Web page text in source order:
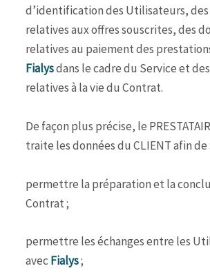
d’identification des Utilisateurs, des
relatives aux offres souscrites, des
relatives au paiement des
Fialysdans le cadre du Service et
relatives à la vie du Contrat.
De façon plus précise, le
traite les données du CLIENT afin de :
permettre la préparation et la
Contrat ;
permettre les échanges entre les
avec Fialys;